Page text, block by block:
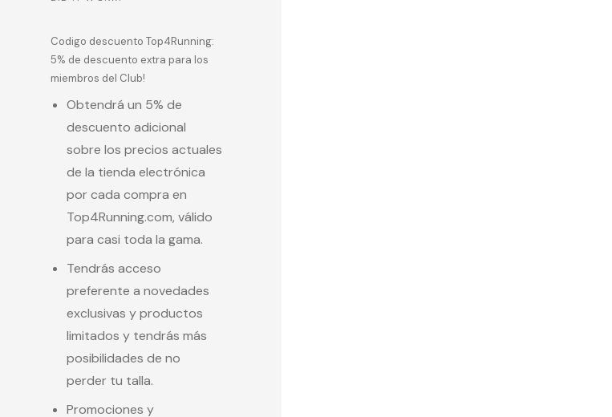
Codigo descuento Top4Running:
5% de descuento extra para los
miembros del Club!
Obtendrá un 5% de
descuento adicional
sobre los precios actuales
de la tienda electrónica
por cada compra en
Top4Running.com, válido
para casi toda la gama.
Tendrás acceso
preferente a novedades
exclusivas y productos
limitados y tendrás más
posibilidades de no
perder tu talla.
Promociones y